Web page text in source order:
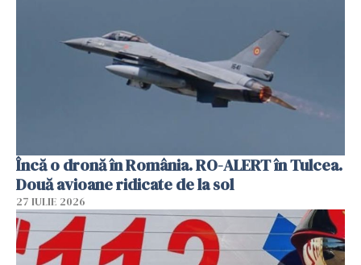
Încă o dronă în România. RO-ALERT în Tulcea.
Două avioane ridicate de la sol
27 IULIE 2026